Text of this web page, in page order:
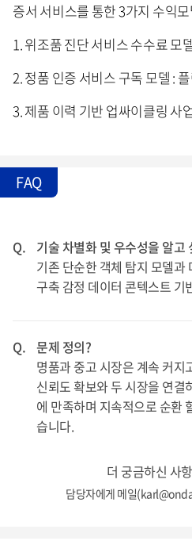
증서 서비스를 통한 3가지 수익
1. 위조품 진단 서비스 수수료 모
2. 정품 인증 서비스 구독 모델 :
3. 제품 이력 기반 업싸이클링 사
FAQ
Q.
기술 차별화 및 우수성을 알고
기존 단순한 객체 탐지 모델과
구축 감정 데이터 콘텍스트 기
Q. 문제 정의?
명품과 중고 시장은 계속 커지
신뢰도 확보와 두 시장을 연결
에 만족하며 지속적으로 순환
습니다.
더 궁금하신 사
담당자에게 메일